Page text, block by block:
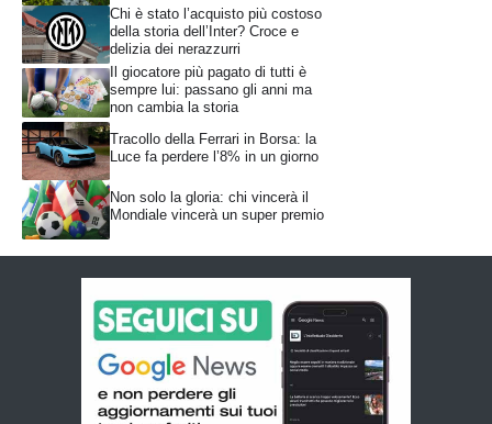
Chi è stato l’acquisto più costoso
della storia dell’Inter? Croce e
delizia dei nerazzurri
Il giocatore più pagato di tutti è
sempre lui: passano gli anni ma
non cambia la storia
Tracollo della Ferrari in Borsa: la
Luce fa perdere l’8% in un giorno
Non solo la gloria: chi vincerà il
Mondiale vincerà un super premio